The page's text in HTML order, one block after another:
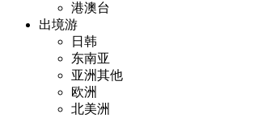
港澳台
出境游
日韩
东南亚
亚洲其他
欧洲
北美洲